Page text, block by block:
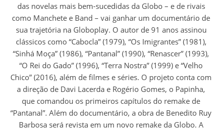
das novelas mais bem-sucedidas da Globo – e de rivais
como Manchete e Band – vai ganhar um documentário de
sua trajetória na Globoplay. O autor de 91 anos assinou
clássicos como “Cabocla” (1979), “Os Imigrantes” (1981),
“Sinhá Moça” (1986), “Pantanal” (1990), “Renascer” (1993),
“O Rei do Gado” (1996), “Terra Nostra” (1999) e “Velho
Chico” (2016), além de filmes e séries. O projeto conta com
a direção de Davi Lacerda e Rogério Gomes, o Papinha,
que comandou os primeiros capítulos do remake de
“Pantanal”. Além do documentário, a obra de Benedito Ruy
Barbosa será revista em um novo remake da Globo. A